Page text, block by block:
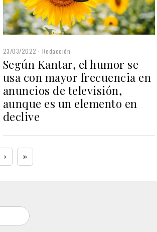
23/03/2022 Redacción
Según Kantar, el humor se
usa con mayor frecuencia en
anuncios de televisión,
aunque es un elemento en
declive
› »